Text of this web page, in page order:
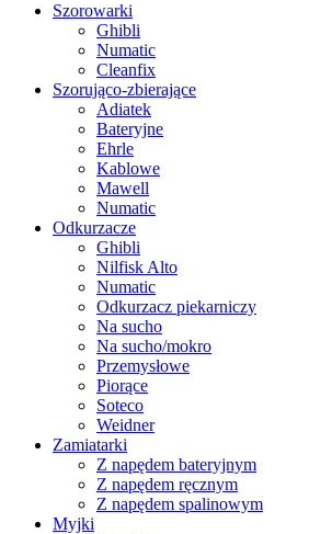
Szorowarki
Ghibli
Numatic
Cleanfix
Szorująco-zbierające
Adiatek
Bateryjne
Ehrle
Kablowe
Mawell
Numatic
Odkurzacze
Ghibli
Nilfisk Alto
Numatic
Odkurzacz piekarniczy
Na sucho
Na sucho/mokro
Przemysłowe
Piorące
Soteco
Weidner
Zamiatarki
Z napędem bateryjnym
Z napędem ręcznym
Z napędem spalinowym
Myjki